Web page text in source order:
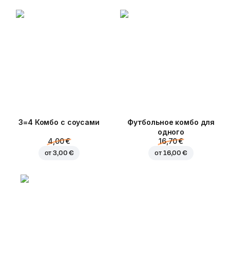
3=4 Комбо с соусами
4,00 €
от3,00 €
Футбольное комбо для
одного
16,70 €
от 16,00 €